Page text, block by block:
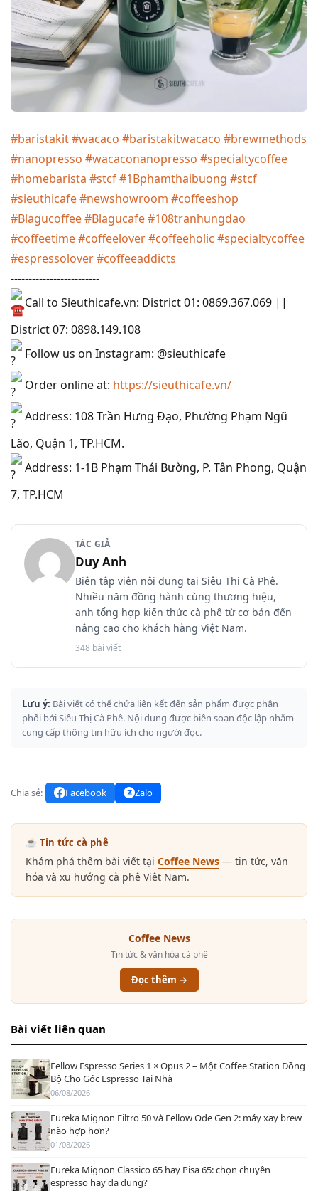
#baristakit#wacaco #baristakitwacaco #brewmethods
#nanopresso #wacaconanopresso #specialtycoffee
#homebarista #stcf#1Bphamthaibuong #stcf
#sieuthicafe#newshowroom #coffeeshop
#Blagucoffee#Blagucafe#108tranhungdao
#coffeetime#coffeelover#coffeeholic #specialtycoffee
#espressolover#coffeeaddicts
-------------------------
Call to Sieuthicafe.vn: District 01: 0869.367.069 ||
District 07: 0898.149.108
Follow us on Instagram: @sieuthicafe
Order online at: https://sieuthicafe.vn/
Address: 108 Trần Hưng Đạo, Phường Phạm Ngũ
Lão, Quận 1, TP.HCM.
Address: 1-1B Phạm Thái Bường, P. Tân Phong, Quận
7, TP.HCM
TÁC GIẢ
Duy Anh
Biên tập viên nội dung tại Siêu Thị Cà Phê.
Nhiều năm đồng hành cùng thương hiệu,
anh tổng hợp kiến thức cà phê từ cơ bản đến
nâng cao cho khách hàng Việt Nam.
348 bài viết
Lưu ý: Bài viết có thể chứa liên kết đến sản phẩm được phân
phối bởi Siêu Thị Cà Phê. Nội dung được biên soạn độc lập nhằm
cung cấp thông tin hữu ích cho người đọc.
Chia sẻ: Facebook Zalo
☕ Tin tức cà phê
Khám phá thêm bài viết tại Coffee News — tin tức, văn
hóa và xu hướng cà phê Việt Nam.
Coffee News
Tin tức & văn hóa cà phê
Đọc thêm →
Bài viết liên quan
Fellow Espresso Series 1 × Opus 2 – Một Coffee Station Đồng
Bộ Cho Góc Espresso Tại Nhà
06/08/2026
Eureka Mignon Filtro 50 và Fellow Ode Gen 2: máy xay brew
nào hợp hơn?
01/08/2026
Eureka Mignon Classico 65 hay Pisa 65: chọn chuyên
espresso hay đa dụng?